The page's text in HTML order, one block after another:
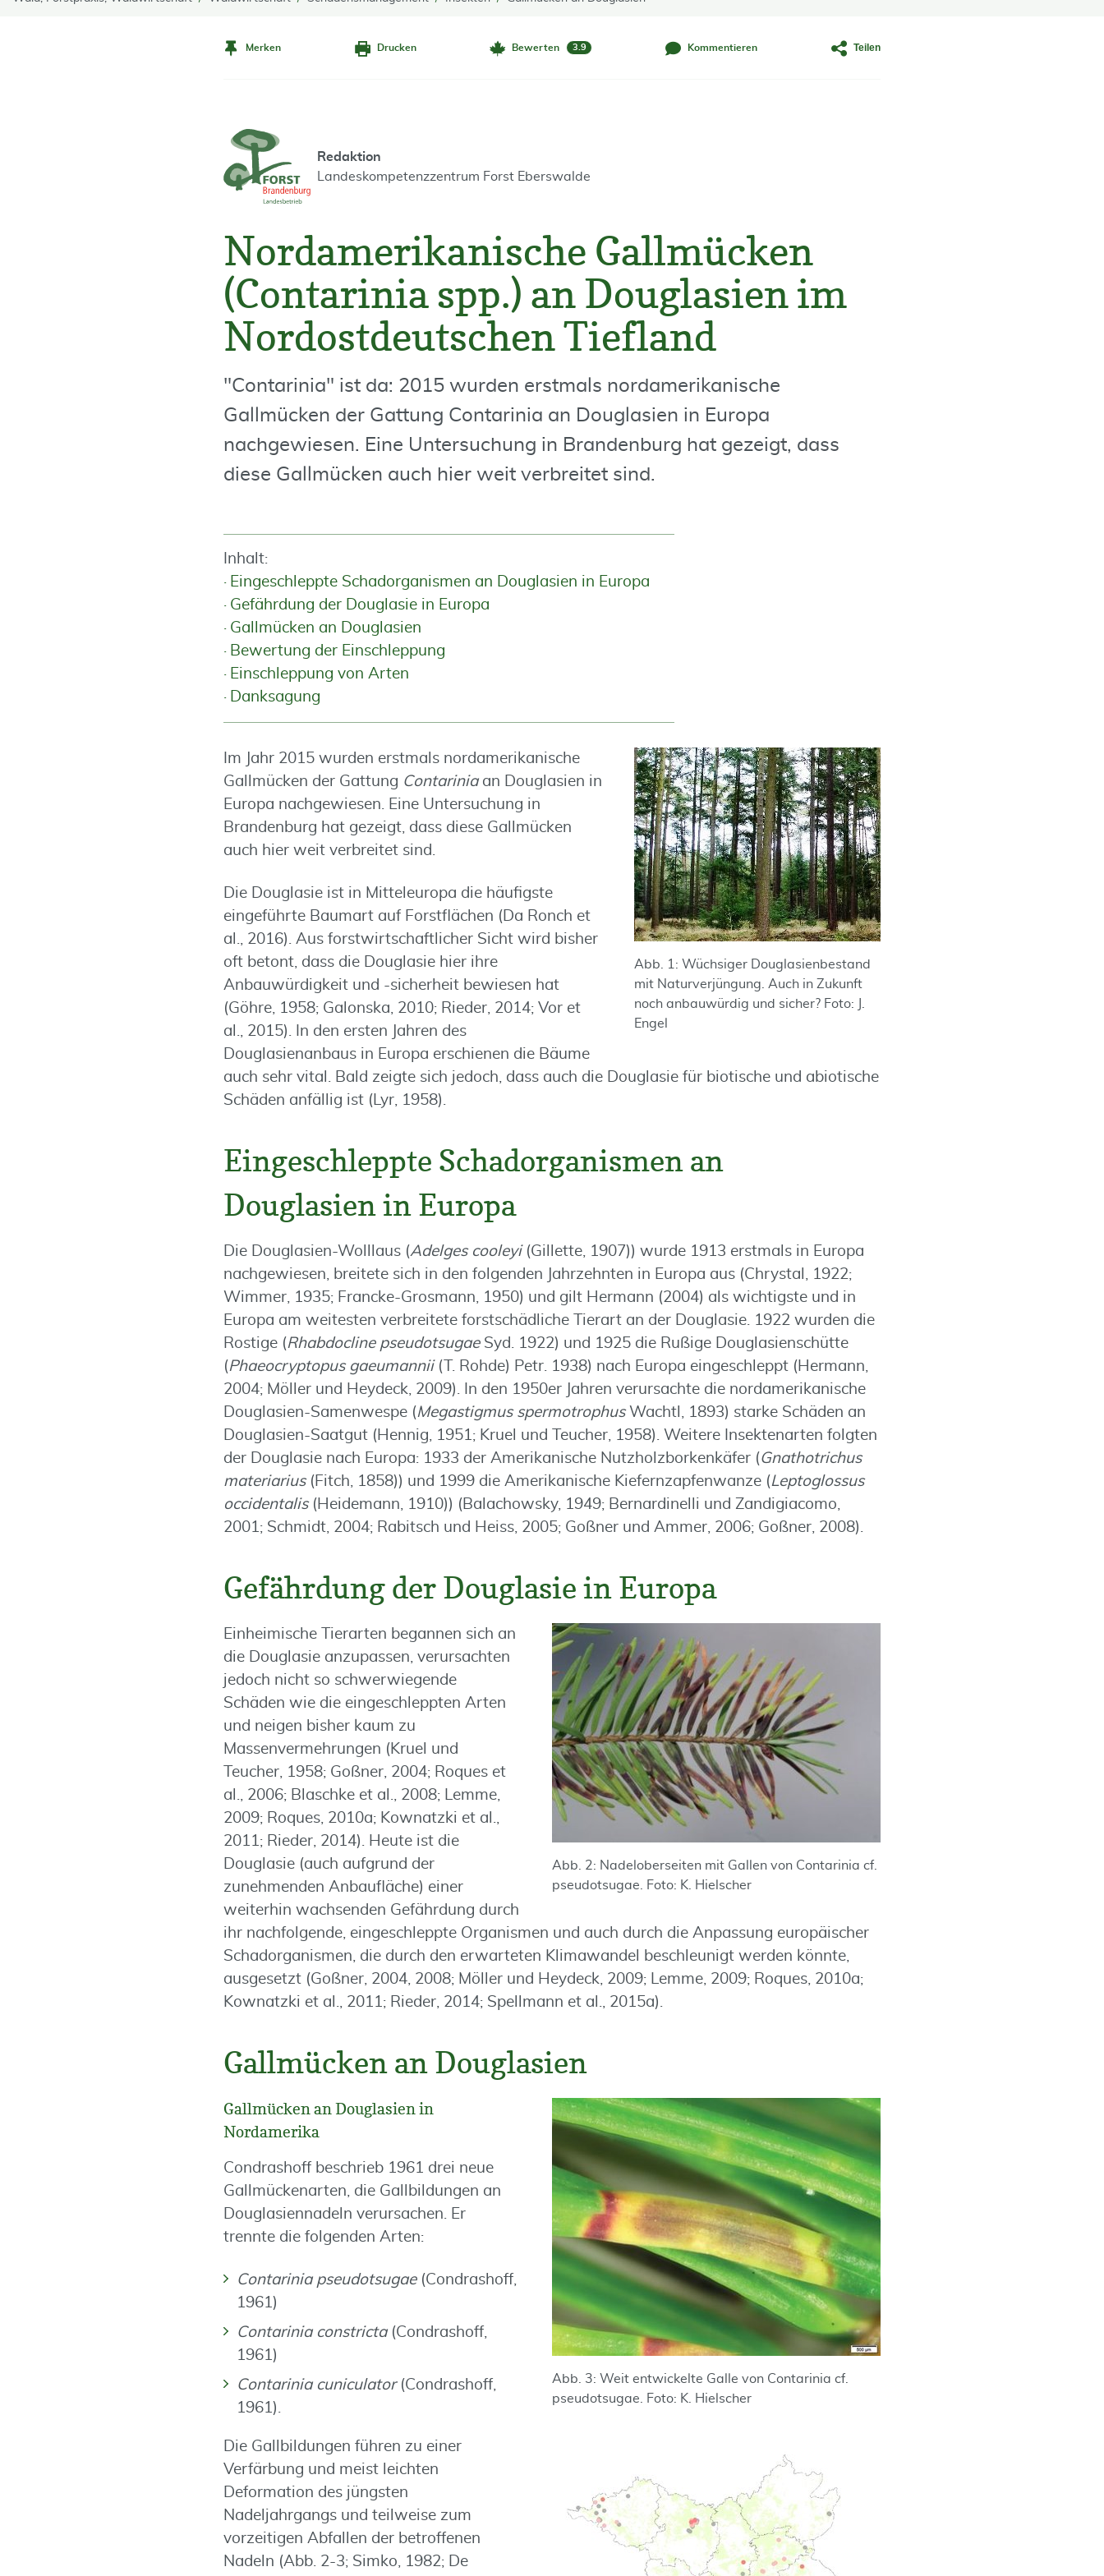
Merken Drucken Bewerten 3.9 Kommentieren Teilen
Redaktion
Landeskompetenzzentrum Forst Eberswalde
Nordamerikanische Gallmücken
(Contarinia spp.) an Douglasien im
Nordostdeutschen Tiefland
"Contarinia" ist da: 2015 wurden erstmals nordamerikanische
Gallmücken der Gattung Contarinia an Douglasien in Europa
nachgewiesen. Eine Untersuchung in Brandenburg hat gezeigt, dass
diese Gallmücken auch hier weit verbreitet sind.
Inhalt:
Eingeschleppte Schadorganismen an Douglasien in Europa
Gefährdung der Douglasie in Europa
Gallmücken an Douglasien
Bewertung der Einschleppung
Einschleppung von Arten
Danksagung
Abb. 1: Wüchsiger Douglasienbestand
mit Naturverjüngung. Auch in Zukunft
noch anbauwürdig und sicher? Foto: J.
Engel
Im Jahr 2015 wurden erstmals nordamerikanische
Gallmücken der Gattung Contariniaan Douglasien in
Europa nachgewiesen. Eine Untersuchung in
Brandenburg hat gezeigt, dass diese Gallmücken
auch hier weit verbreitet sind.
Die Douglasie ist in Mitteleuropa die häufigste
eingeführte Baumart auf Forstflächen (Da Ronch et
al., 2016). Aus forstwirtschaftlicher Sicht wird bisher
oft betont, dass die Douglasie hier ihre
Anbauwürdigkeit und -sicherheit bewiesen hat
(Göhre, 1958; Galonska, 2010; Rieder, 2014; Vor et
al., 2015). In den ersten Jahren des
Douglasienanbaus in Europa erschienen die Bäume
auch sehr vital. Bald zeigte sich jedoch, dass auch die Douglasie für biotische und abiotische
Schäden anfällig ist (Lyr, 1958).
Eingeschleppte Schadorganismen an
Douglasien in Europa
Die Douglasien-Wolllaus (Adelges cooleyi (Gillette, 1907)) wurde 1913 erstmals in Europa
nachgewiesen, breitete sich in den folgenden Jahrzehnten in Europa aus (Chrystal, 1922;
Wimmer, 1935; Francke-Grosmann, 1950) und gilt Hermann (2004) als wichtigste und in
Europa am weitesten verbreitete forstschädliche Tierart an der Douglasie. 1922 wurden die
Rostige (Rhabdocline pseudotsugaeSyd. 1922) und 1925 die Rußige Douglasienschütte
(Phaeocryptopus gaeumannii(T. Rohde) Petr. 1938) nach Europa eingeschleppt (Hermann,
2004; Möller und Heydeck, 2009). In den 1950er Jahren verursachte die nordamerikanische
Douglasien-Samenwespe (Megastigmus spermotrophus Wachtl, 1893) starke Schäden an
Douglasien-Saatgut (Hennig, 1951; Kruel und Teucher, 1958). Weitere Insektenarten folgten
der Douglasie nach Europa: 1933 der Amerikanische Nutzholzborkenkäfer (Gnathotrichus
materiarius (Fitch, 1858)) und 1999 die Amerikanische Kiefernzapfenwanze (Leptoglossus
occidentalis(Heidemann, 1910)) (Balachowsky, 1949; Bernardinelli und Zandigiacomo,
2001; Schmidt, 2004; Rabitsch und Heiss, 2005; Goßner und Ammer, 2006; Goßner, 2008).
Gefährdung der Douglasie in Europa
Abb. 2: Nadeloberseiten mit Gallen von Contarinia cf.
pseudotsugae. Foto: K. Hielscher
Einheimische Tierarten begannen sich an
die Douglasie anzupassen, verursachten
jedoch nicht so schwerwiegende
Schäden wie die eingeschleppten Arten
und neigen bisher kaum zu
Massenvermehrungen (Kruel und
Teucher, 1958; Goßner, 2004; Roques et
al., 2006; Blaschke et al., 2008; Lemme,
2009; Roques, 2010a; Kownatzki et al.,
2011; Rieder, 2014). Heute ist die
Douglasie (auch aufgrund der
zunehmenden Anbaufläche) einer
weiterhin wachsenden Gefährdung durch
ihr nachfolgende, eingeschleppte Organismen und auch durch die Anpassung europäischer
Schadorganismen, die durch den erwarteten Klimawandel beschleunigt werden könnte,
ausgesetzt (Goßner, 2004, 2008; Möller und Heydeck, 2009; Lemme, 2009; Roques, 2010a;
Kownatzki et al., 2011; Rieder, 2014; Spellmann et al., 2015a).
Gallmücken an Douglasien
Abb. 3: Weit entwickelte Galle von Contarinia cf.
pseudotsugae. Foto: K. Hielscher
Gallmücken an Douglasien in
Nordamerika
Condrashoff beschrieb 1961 drei neue
Gallmückenarten, die Gallbildungen an
Douglasiennadeln verursachen. Er
trennte die folgenden Arten:
Contarinia pseudotsugae(Condrashoff,
1961)
Contarinia constricta(Condrashoff,
1961)
Contarinia cuniculator(Condrashoff,
1961).
Die Gallbildungen führen zu einer
Verfärbung und meist leichten
Deformation des jüngsten
Nadeljahrgangs und teilweise zum
vorzeitigen Abfallen der betroffenen
Nadeln (Abb. 2-3; Simko, 1982; De